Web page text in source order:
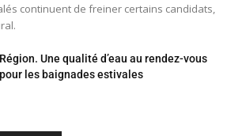
continuent de freiner certains candidats,
Région. Une qualité d’eau au rendez-vous
pour les baignades estivales